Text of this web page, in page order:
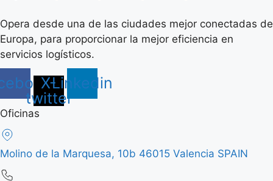
Opera desde una de las ciudades mejor conectadas de
Europa, para proporcionar la mejor eficiencia en
servicios logísticos.
X-
twitter
Linkedin
Oficinas
Molino de la Marquesa, 10b 46015 Valencia SPAIN